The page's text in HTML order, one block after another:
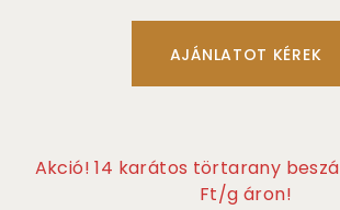
Akció! 14 karátos törtarany
Ft/g áron!